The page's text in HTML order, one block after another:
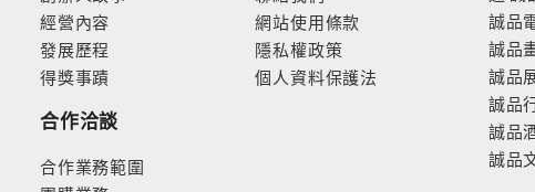
經營內容
發展歷程
得獎事蹟
合作洽談
合作業務範圍
網站使用條款
隱私權政策
個人資料保護法
誠品
誠品
誠品
誠品
誠品
誠品